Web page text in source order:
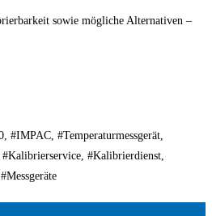
sowie mögliche Alternativen –
#IMPAC, #Temperaturmessgerät,
#Kalibrierdienst,